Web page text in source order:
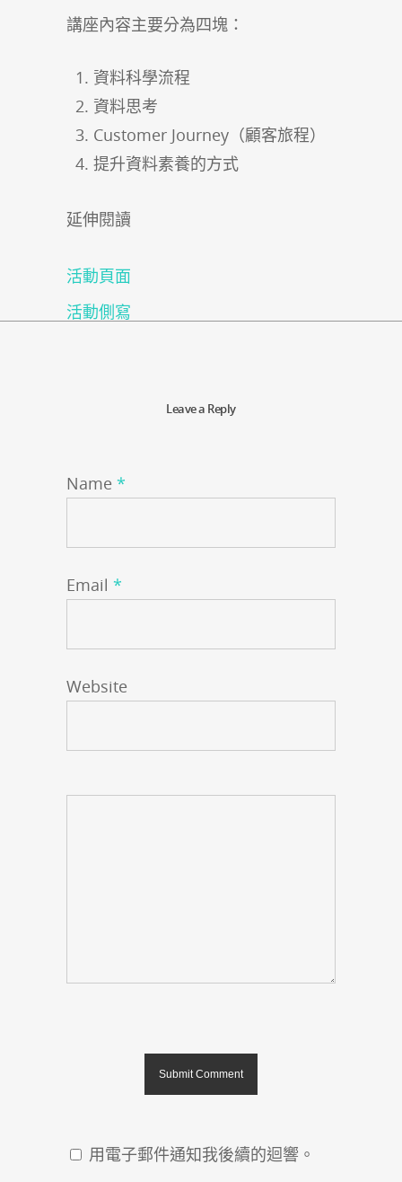
講座內容主要分為四塊：
資料科學流程
資料思考
Customer Journey（顧客旅程）
提升資料素養的方式
延伸閱讀
活動頁面
活動側寫
Leave a Reply
Name *
Email *
Website
用電子郵件通知我後續的迴響。